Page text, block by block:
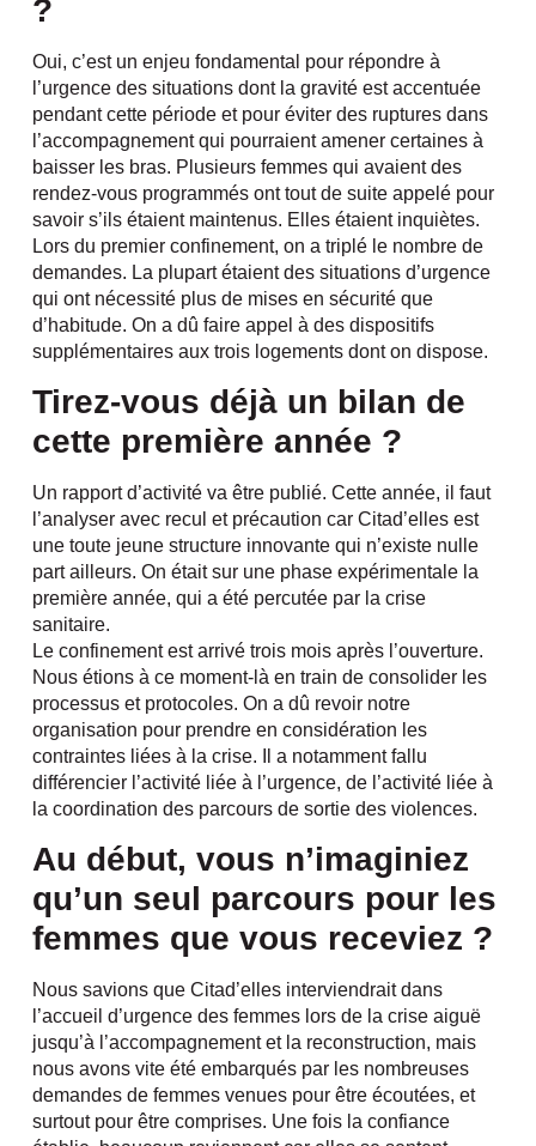
?
Oui, c’est un enjeu fondamental pour répondre à
l’urgence des situations dont la gravité est accentuée
pendant cette période et pour éviter des ruptures dans
l’accompagnement qui pourraient amener certaines à
baisser les bras. Plusieurs femmes qui avaient des
rendez-vous programmés ont tout de suite appelé pour
savoir s’ils étaient maintenus. Elles étaient inquiètes.
Lors du premier confinement, on a triplé le nombre de
demandes. La plupart étaient des situations d’urgence
qui ont nécessité plus de mises en sécurité que
d’habitude. On a dû faire appel à des dispositifs
supplémentaires aux trois logements dont on dispose.
Tirez-vous déjà un bilan de
cette première année ?
Un rapport d’activité va être publié. Cette année, il faut
l’analyser avec recul et précaution car Citad’elles est
une toute jeune structure innovante qui n’existe nulle
part ailleurs. On était sur une phase expérimentale la
première année, qui a été percutée par la crise
sanitaire.
Le confinement est arrivé trois mois après l’ouverture.
Nous étions à ce moment-là en train de consolider les
processus et protocoles. On a dû revoir notre
organisation pour prendre en considération les
contraintes liées à la crise. Il a notamment fallu
différencier l’activité liée à l’urgence, de l’activité liée à
la coordination des parcours de sortie des violences.
Au début, vous n’imaginiez
qu’un seul parcours pour les
femmes que vous receviez ?
Nous savions que Citad’elles interviendrait dans
l’accueil d’urgence des femmes lors de la crise aiguë
jusqu’à l’accompagnement et la reconstruction, mais
nous avons vite été embarqués par les nombreuses
demandes de femmes venues pour être écoutées, et
surtout pour être comprises. Une fois la confiance